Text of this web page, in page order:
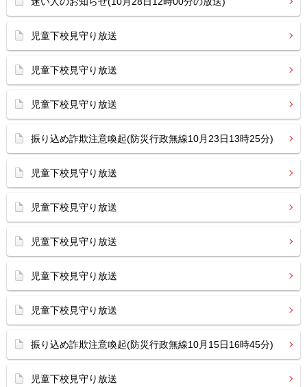
児童下校見守り放送
児童下校見守り放送
児童下校見守り放送
振り込め詐欺注意喚起(防災行政無線10月23日13時25分)
児童下校見守り放送
児童下校見守り放送
児童下校見守り放送
児童下校見守り放送
児童下校見守り放送
振り込め詐欺注意喚起(防災行政無線10月15日16時45分)
児童下校見守り放送